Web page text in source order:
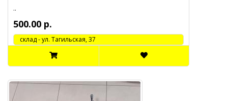
..
500.00 р.
cклад - ул. Тагильская, 37